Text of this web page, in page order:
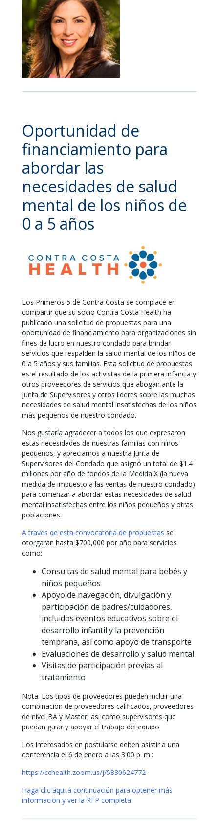
Oportunidad de
financiamiento para
abordar las
necesidades de salud
mental de los niños de
0 a 5 años
Los Primeros 5 de Contra Costa se complace en
compartir que su socio Contra Costa Health ha
publicado una solicitud de propuestas para una
oportunidad de financiamiento para organizaciones sin
fines de lucro en nuestro condado para brindar
servicios que respalden la salud mental de los niños de
0 a 5 años y sus familias. Esta solicitud de propuestas
es el resultado de los activistas de la primera infancia y
otros proveedores de servicios que abogan ante la
Junta de Supervisores y otros líderes sobre las muchas
necesidades de salud mental insatisfechas de los niños
más pequeños de nuestro condado.
Nos gustaría agradecer a todos los que expresaron
estas necesidades de nuestras familias con niños
pequeños, y apreciamos a nuestra Junta de
Supervisores del Condado que asignó un total de $1.4
millones por año de fondos de la Medida X (la nueva
medida de impuesto a las ventas de nuestro condado)
para comenzar a abordar estas necesidades de salud
mental insatisfechas entre los niños pequeños y otras
poblaciones.
A través de esta convocatoria de propuestas se
otorgarán hasta $700,000 por año para servicios
como:
Consultas de salud mental para bebés y
niños pequeños
Apoyo de navegación, divulgación y
participación de padres/cuidadores,
incluidos eventos educativos sobre el
desarrollo infantil y la prevención
temprana, así como apoyo de transporte
Evaluaciones de desarrollo y salud mental
Visitas de participación previas al
tratamiento
Nota: Los tipos de proveedores pueden incluir una
combinación de proveedores calificados, proveedores
de nivel BA y Master, así como supervisores que
puedan guiar y apoyar el trabajo del equipo.
Los interesados ​​en postularse deben asistir a una
conferencia el 6 de enero a las 3:00 p. m.:
https://cchealth.zoom.us/j/5830624772
Haga clic aqui a continuación para obtener más
información y ver la RFP completa